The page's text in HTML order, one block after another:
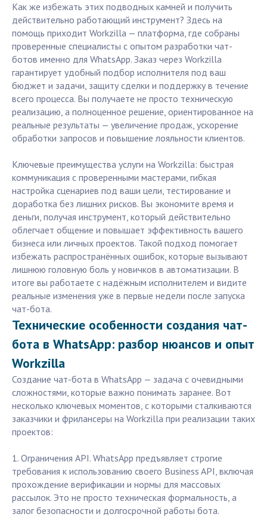
Как же избежать этих подводных камней и получить
действительно работающий инструмент? Здесь на
помощь приходит Workzilla — платформа, где собраны
проверенные специалисты с опытом разработки чат-
ботов именно для WhatsApp. Заказ через Workzilla
гарантирует удобный подбор исполнителя под ваш
бюджет и задачи, защиту сделки и поддержку в течение
всего процесса. Вы получаете не просто техническую
реализацию, а полноценное решение, ориентированное на
реальные результаты — увеличение продаж, ускорение
обработки запросов и повышение лояльности клиентов.
Ключевые преимущества услуги на Workzilla: быстрая
коммуникация с проверенными мастерами, гибкая
настройка сценариев под ваши цели, тестирование и
доработка без лишних рисков. Вы экономите время и
деньги, получая инструмент, который действительно
облегчает общение и повышает эффективность вашего
бизнеса или личных проектов. Такой подход помогает
избежать распространённых ошибок, которые вызывают
лишнюю головную боль у новичков в автоматизации. В
итоге вы работаете с надёжным исполнителем и видите
реальные изменения уже в первые недели после запуска
чат-бота.
Технические особенности создания чат-
бота в WhatsApp: разбор нюансов и опыт
Workzilla
Создание чат-бота в WhatsApp — задача с очевидными
сложностями, которые важно понимать заранее. Вот
несколько ключевых моментов, с которыми сталкиваются
заказчики и фрилансеры на Workzilla при реализации таких
проектов:
1. Ограничения API. WhatsApp предъявляет строгие
требования к использованию своего Business API, включая
прохождение верификации и нормы для массовых
рассылок. Это не просто техническая формальность, а
залог безопасности и долгосрочной работы бота.